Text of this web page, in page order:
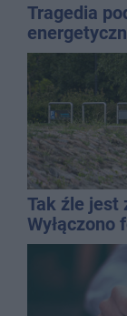
Tragedia
mężczyzny
Tak źle jest
Wyłączono
dolewkę